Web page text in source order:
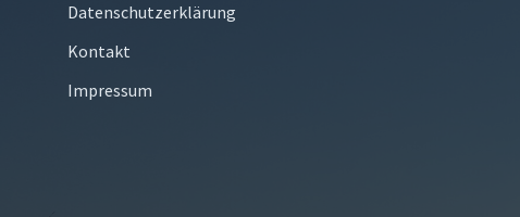
Datenschutzerklärung
Kontakt
Impressum